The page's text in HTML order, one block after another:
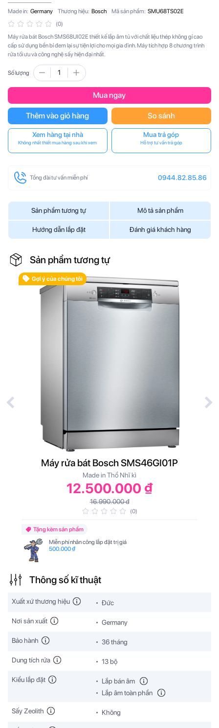
Made in: Germany Thương hiệu: Bosch Mã sản phẩm: SMU68TS02E
(0)
Máy rửa bát Bosch SMS68UI02E thiết kế lắp âm tủ với chất liệu thép không gỉ cao
cấp sử dụng bền bỉ đem lại sự tiện lợi cho mọi gia đình. Máy tích hợp 8 chương trình
rửa tối ưu và công nghệ sấy hiện đại nhất.
Số lượng
Mua ngay
Thêm vào giỏ hàng So sánh
Xem hàng tại nhà
Không nhất thiết mua hàng sau khi xem
Mua trả góp
Hỗ trợ tư vấn trả góp
Tổng đài tư vấn miễn phí 0944.82.85.86
Sản phẩm tương tự Mô tả sản phẩm
Hướng dẫn lắp đặt Đánh giá khách hàng
Sản phẩm tương tự
Gợi ý của chúng tôi
Máy rửa bát Bosch SMS46GI01P
Made in Thổ Nhĩ kì
12.500.000 ₫
16.990.000 đ
(0)
Tặng kèm sản phẩm
Miễn phí nhân công lắp đặt trị giá
500.000 ₫
Thông số kĩ thuật
Xuất xứ thương hiệu Đức
Nơi sản xuất Germany
Bảo hành 36 tháng
Dung tích rửa 13 bộ
Kiểu lắp đặt
Lắp bán âm
Lắp âm toàn phần
Sấy Zeolith Không